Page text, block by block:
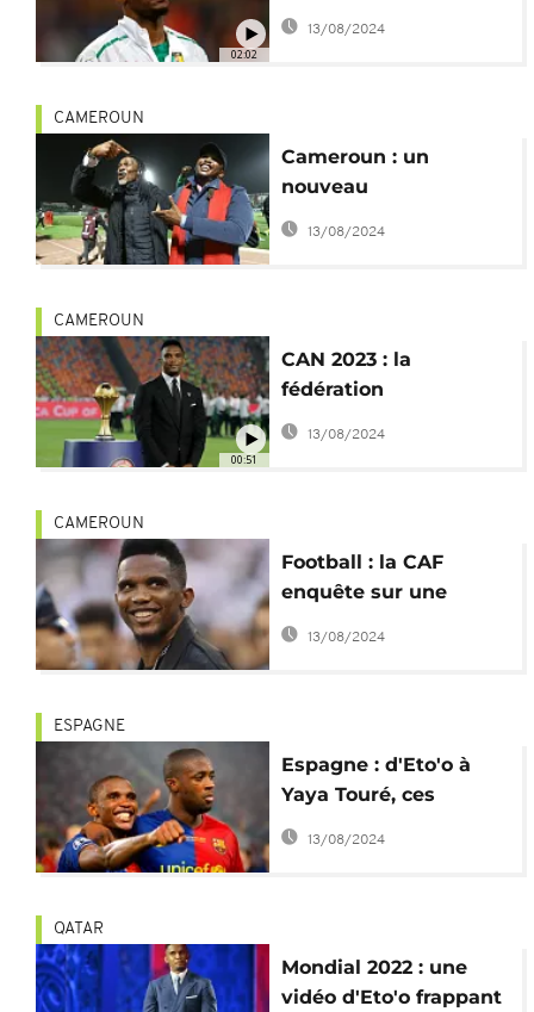
02:02
sélectionneur
contesté, la Fecafoot
13/08/2024
CAMEROUN
Cameroun : un
nouveau
sélectionneur nommé
à l'insu de la Fécafoot
13/08/2024
00:51
CAMEROUN
CAN 2023 : la
fédération
camerounaise refuse
la démission d'Eto’o
13/08/2024
CAMEROUN
Football : la CAF
enquête sur une
"conduite
répréhensible" d'Eto'o
13/08/2024
ESPAGNE
Espagne : d'Eto'o à
Yaya Touré, ces
Africains victimes de
13/08/2024
QATAR
Mondial 2022 : une
vidéo d'Eto'o frappant